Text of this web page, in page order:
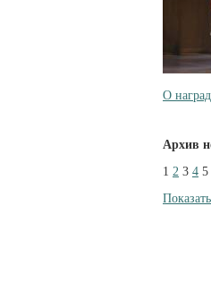
О
Архив
1 2 3 4 5